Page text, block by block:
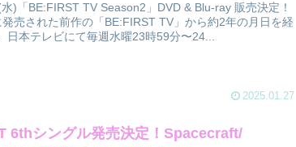
)「BE:FIRST TV Season2」DVD & Blu-ray 販売決定！
売された前作の「BE:FIRST TV」から約2年の月日を経
日本テレビにて毎週水曜23時59分〜24...
2025.01.27
6thシングル発売決定！Spacecraft/